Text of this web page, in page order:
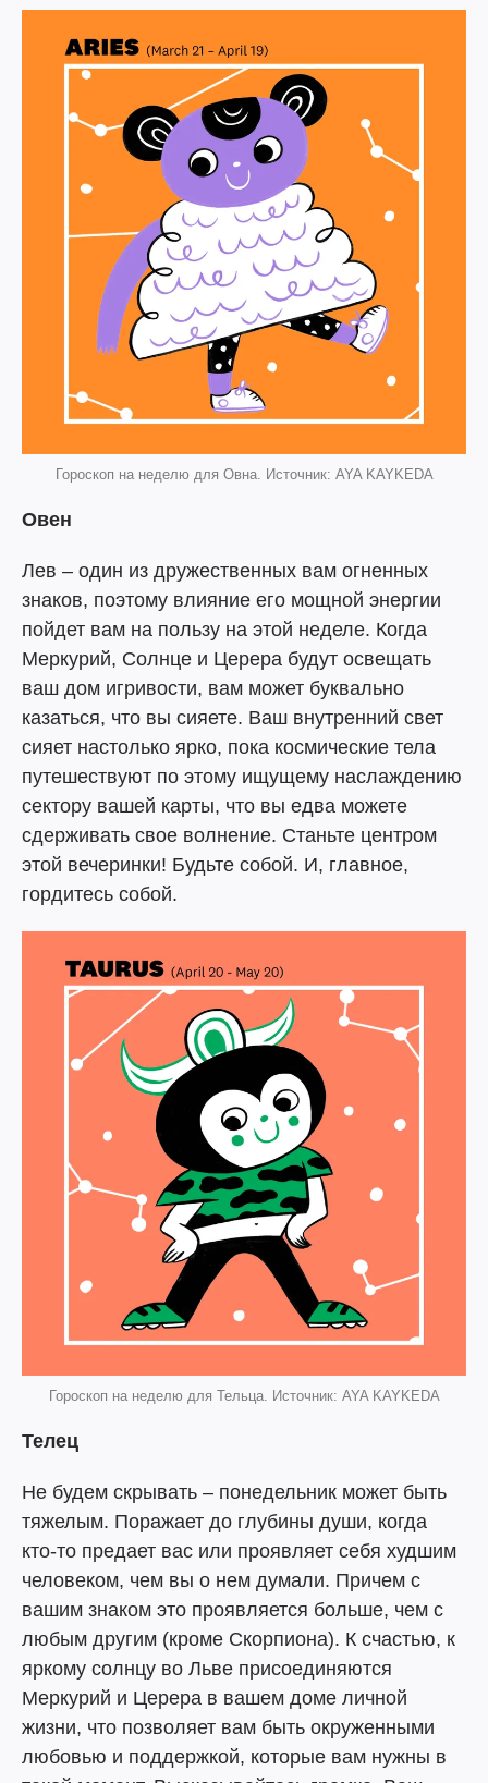
Гороскоп на неделю для Овна. Источник: AYA KAYKEDA
Овен
Лев – один из дружественных вам огненных
знаков, поэтому влияние его мощной энергии
пойдет вам на пользу на этой неделе. Когда
Меркурий, Солнце и Церера будут освещать
ваш дом игривости, вам может буквально
казаться, что вы сияете. Ваш внутренний свет
сияет настолько ярко, пока космические тела
путешествуют по этому ищущему наслаждению
сектору вашей карты, что вы едва можете
сдерживать свое волнение. Станьте центром
этой вечеринки! Будьте собой. И, главное,
гордитесь собой.
Гороскоп на неделю для Тельца. Источник: AYA KAYKEDA
Телец
Не будем скрывать – понедельник может быть
тяжелым. Поражает до глубины души, когда
кто-то предает вас или проявляет себя худшим
человеком, чем вы о нем думали. Причем с
вашим знаком это проявляется больше, чем с
любым другим (кроме Скорпиона). К счастью, к
яркому солнцу во Льве присоединяются
Меркурий и Церера в вашем доме личной
жизни, что позволяет вам быть окруженными
любовью и поддержкой, которые вам нужны в